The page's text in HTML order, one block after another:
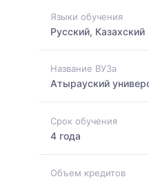
Языки обучения
Русский, Казахский
Название ВУЗа
Атырауский
Срок обучения
4 года
Объем кредитов